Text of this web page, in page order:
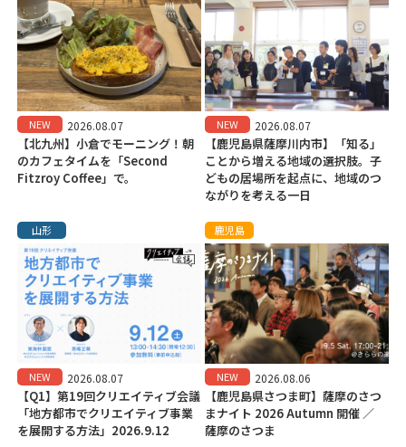
NEW 2026.08.07
【北九州】小倉でモーニング！朝
のカフェタイムを「Second
Fitzroy Coffee」で。
NEW 2026.08.07
【鹿児島県薩摩川内市】「知る」
ことから増える地域の選択肢。子
どもの居場所を起点に、地域のつ
ながりを考える一日
山形
NEW 2026.08.07
【Q1】第19回クリエイティブ会議
「地方都市でクリエイティブ事業
を展開する方法」2026.9.12
鹿児島
NEW 2026.08.06
【鹿児島県さつま町】薩摩のさつ
まナイト 2026 Autumn 開催 ／
薩摩のさつま